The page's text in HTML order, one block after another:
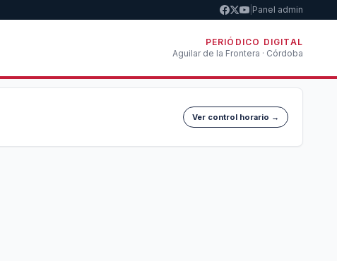
Panel admin
PERIÓDICO DIGITAL
Aguilar de la Frontera · Córdoba
Ver control horario →